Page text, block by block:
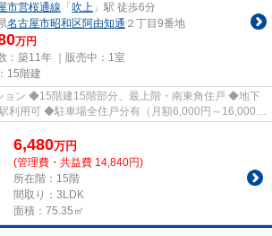
市営桜通線 「 吹上 」駅 徒歩6分
名古屋市昭和区阿由知通 ２丁目9番地
万円
：築11年 ｜販売中： 1室
15階建
ン ◆15階建15階部分、最上階・南東角住戸 ◆地下
利用可 ◆駐車場全住戸分有（月額6,000円～16,000
駐車で...
6,480万円
(管理費・共益費 14,840円)
所在階：15階
間取り：3LDK
面積：75.35㎡